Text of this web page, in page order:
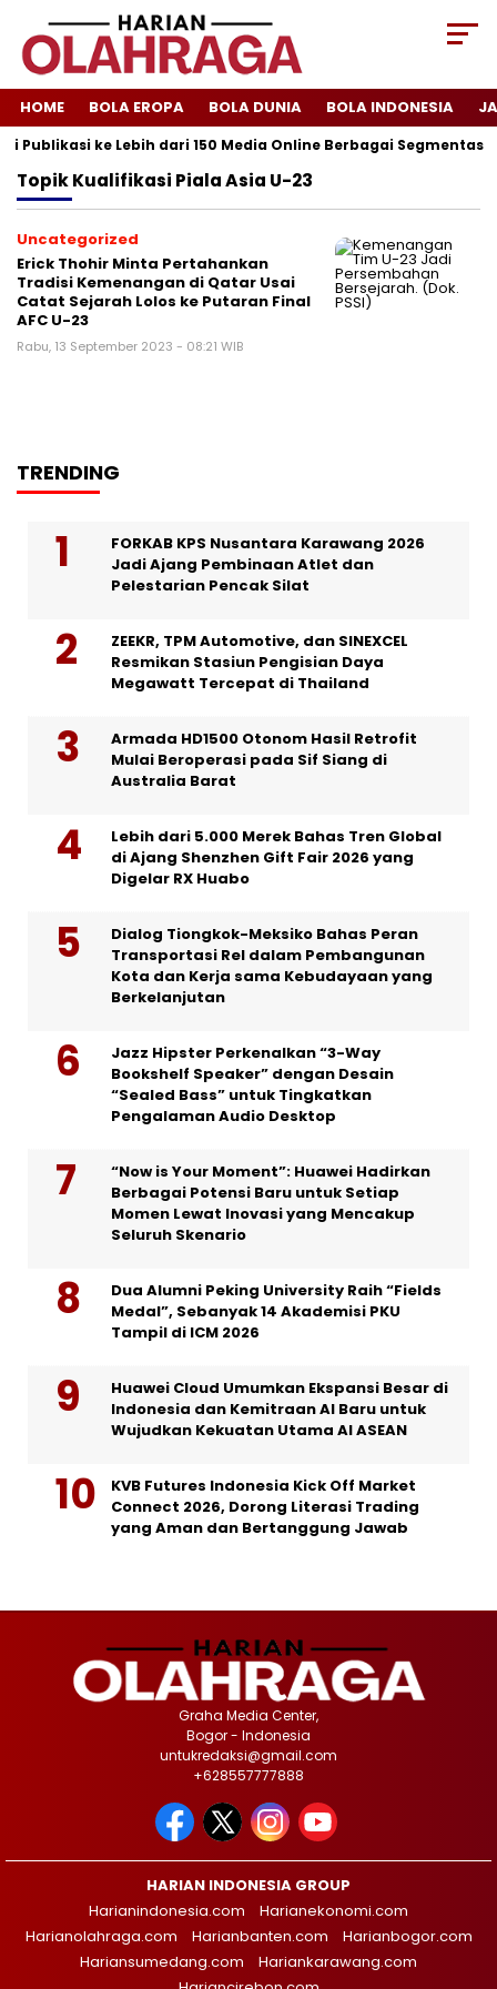
HOME BOLA EROPA BOLA DUNIA BOLA INDONESIA
Publikasi ke Lebih dari 150 Media Online Berbagai Segmentasi
TopikKualifikasi Piala Asia U-23
Uncategorized
Erick Thohir Minta Pertahankan
Tradisi Kemenangan di Qatar Usai
Catat Sejarah Lolos ke Putaran Final
AFC U-23
Rabu, 13 September 2023 - 08:21 WIB
TRENDING
FORKAB KPS Nusantara Karawang 2026
Jadi Ajang Pembinaan Atlet dan
Pelestarian Pencak Silat
ZEEKR, TPM Automotive, dan SINEXCEL
Resmikan Stasiun Pengisian Daya
Megawatt Tercepat di Thailand
Armada HD1500 Otonom Hasil Retrofit
Mulai Beroperasi pada Sif Siang di
Australia Barat
Lebih dari 5.000 Merek Bahas Tren Global
di Ajang Shenzhen Gift Fair 2026 yang
Digelar RX Huabo
Dialog Tiongkok-Meksiko Bahas Peran
Transportasi Rel dalam Pembangunan
Kota dan Kerja sama Kebudayaan yang
Berkelanjutan
Jazz Hipster Perkenalkan “3-Way
Bookshelf Speaker” dengan Desain
“Sealed Bass” untuk Tingkatkan
Pengalaman Audio Desktop
“Now is Your Moment”: Huawei Hadirkan
Berbagai Potensi Baru untuk Setiap
Momen Lewat Inovasi yang Mencakup
Seluruh Skenario
Dua Alumni Peking University Raih “Fields
Medal”, Sebanyak 14 Akademisi PKU
Tampil di ICM 2026
Huawei Cloud Umumkan Ekspansi Besar di
Indonesia dan Kemitraan AI Baru untuk
Wujudkan Kekuatan Utama AI ASEAN
KVB Futures Indonesia Kick Off Market
Connect 2026, Dorong Literasi Trading
yang Aman dan Bertanggung Jawab
Graha Media Center,
Bogor - Indonesia
untukredaksi@gmail.com
+628557777888
HARIAN INDONESIA GROUP
Harianindonesia.com
Harianekonomi.com
Harianolahraga.com
Harianbanten.com
Harianbogor.com
Hariansumedang.com
Hariankarawang.com